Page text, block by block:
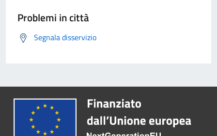
Problemi in città
Segnala disservizio